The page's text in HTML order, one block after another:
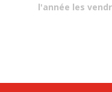
l'année les